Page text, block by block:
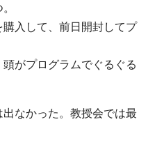
入して、前日開封してプ
がプログラムでぐるぐる
なかった。教授会では最